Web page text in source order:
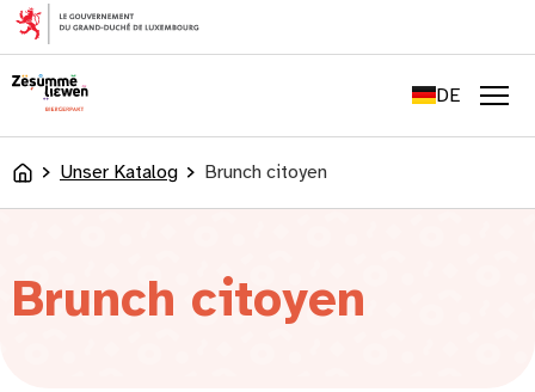
springen
DE
LU
AccueilUnser Katalog Brunch citoyen
Brunch citoyen